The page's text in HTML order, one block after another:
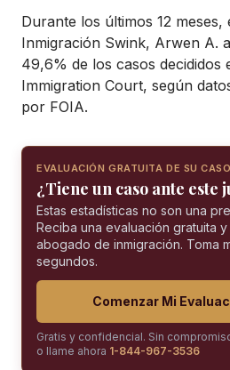
Durante los últimos 12 meses,
Inmigración Swink, Arwen A.
49,6% de los casos decididos
Immigration Court, según
por FOIA.
EVALUACIÓN GRATUITA DE SU CASO
¿Tiene un caso ante este
Estas estadísticas no son una
Reciba una evaluación gratuita
abogado de inmigración. Toma
segundos.
Comenzar Mi
Gratis y confidencial. Sin
o llame ahora 1-844-967-3536